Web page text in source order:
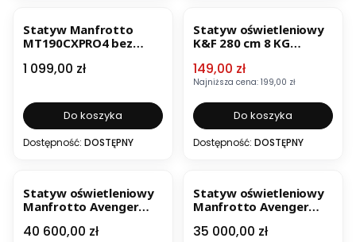
Statyw Manfrotto
MT190CXPRO4 bez
Cena
1 099,00 zł
Do koszyka
Dostępność: DOSTĘPNY
Statyw oświetleniowy
K&F 280 cm 8 KG
Cena promocyjna
149,00 zł
Najniższa cena: 199,00 zł
Do koszyka
Dostępność: DOSTĘPNY
Statyw oświetleniowy
Manfrotto Avenger
Cena
40 600,00 zł
Statyw oświetleniowy
Manfrotto Avenger
Junior
Cena
35 000,00 zł